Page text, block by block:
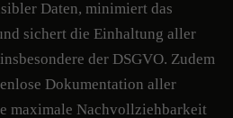
Daten, minimiert das
sichert die Einhaltung aller
der DSGVO. Zudem
Dokumentation aller
maximale Nachvollziehbarkeit